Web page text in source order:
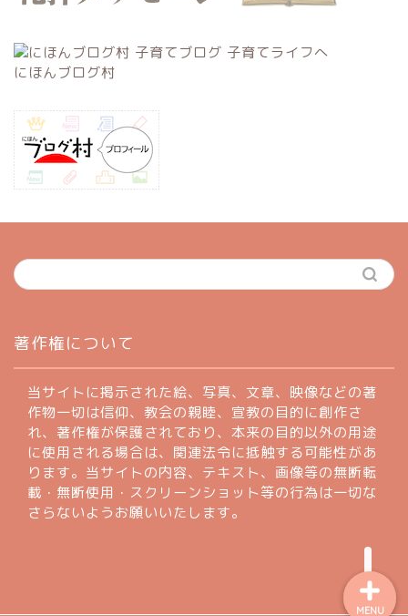
にほんブログ村
著作権について
当サイトに掲示された絵、写真、文章、映像などの著
作物一切は信仰、教会の親睦、宣教の目的に創作さ
れ、著作権が保護されており、本来の目的以外の用途
に使用される場合は、関連法令に抵触する可能性があ
ります。当サイトの内容、テキスト、画像等の無断転
載・無断使用・スクリーンショット等の行為は一切な
さらないようお願いいたします。
MENU
profile
著作権について
お問い合わせフォーム